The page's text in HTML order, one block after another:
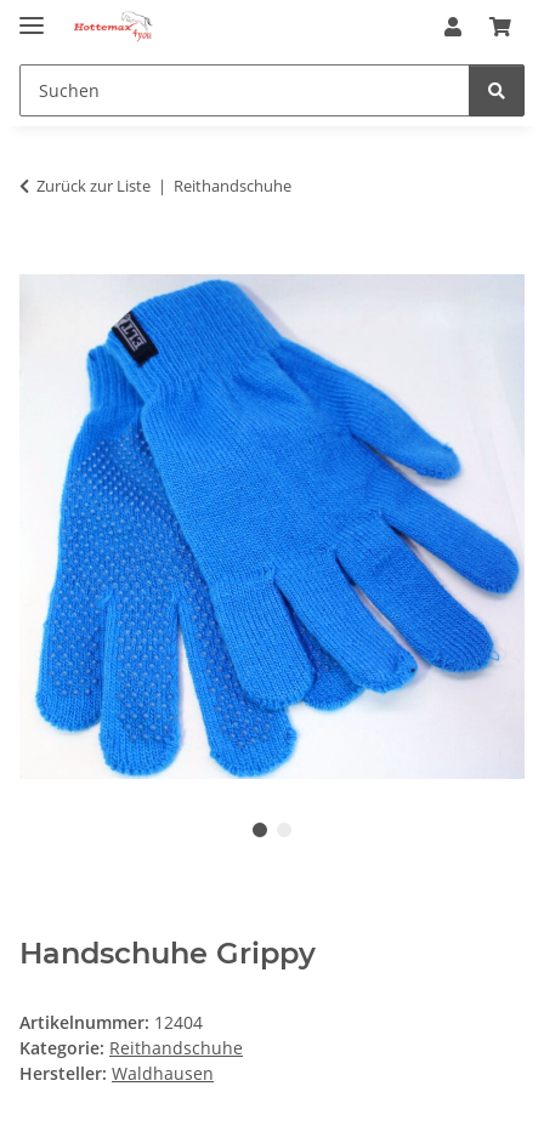
Zurück zur Liste Reithandschuhe
Handschuhe Grippy
Artikelnummer: 12404
Kategorie: Reithandschuhe
Hersteller: Waldhausen